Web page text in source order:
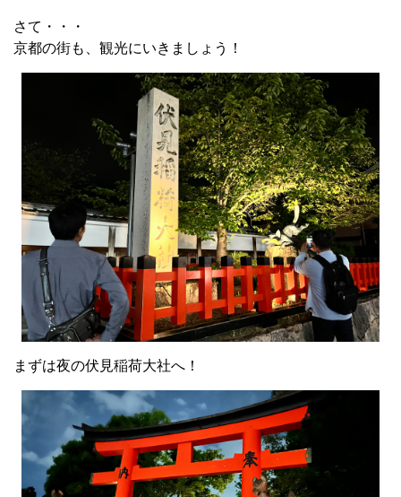
さて・・・
京都の街も、観光にいきましょう！
まずは夜の伏見稲荷大社へ！